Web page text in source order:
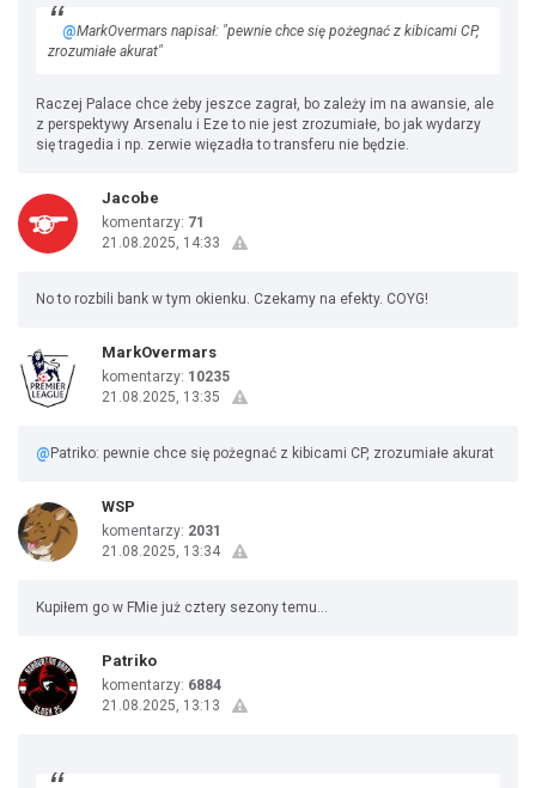
@MarkOvermars napisał: "pewnie chce się pożegnać z kibicami CP,
zrozumiałe akurat"
Raczej Palace chce żeby jeszce zagrał, bo zależy im na awansie, ale
z perspektywy Arsenalu i Eze to nie jest zrozumiałe, bo jak wydarzy
się tragedia i np. zerwie więzadła to transferu nie będzie.
Jacobe
komentarzy: 71
21.08.2025, 14:33
No to rozbili bank w tym okienku. Czekamy na efekty. COYG!
MarkOvermars
komentarzy: 10235
21.08.2025, 13:35
@ Patriko: pewnie chce się pożegnać z kibicami CP, zrozumiałe akurat
WSP
komentarzy: 2031
21.08.2025, 13:34
Kupiłem go w FMie już cztery sezony temu...
Patriko
komentarzy: 6884
21.08.2025, 13:13